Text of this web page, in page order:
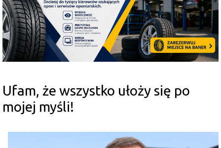
Ufam, że wszystko ułoży się po
mojej myśli!